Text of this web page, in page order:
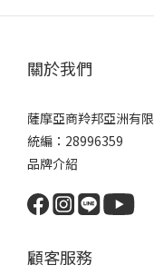
關於我們
薩摩亞商羚邦亞洲有
統編：28996359
品牌介紹
顧客服務